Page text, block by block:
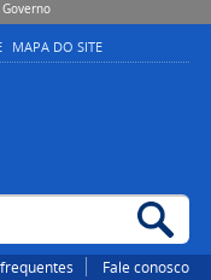
MAPA DO SITE
Fale conosco